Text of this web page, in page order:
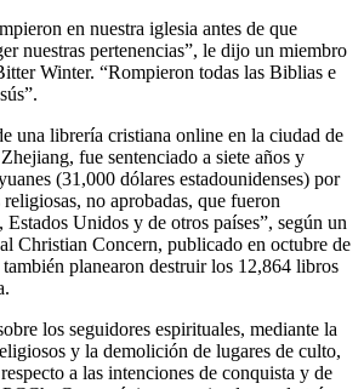
en nuestra iglesia antes de que
nuestras pertenencias”, le dijo un miembro
Winter. “Rompieron todas las Biblias e
una librería cristiana online en la ciudad de
fue sentenciado a siete años y
(31,000 dólares estadounidenses) por
no aprobadas, que fueron
Unidos y de otros países”, según un
Christian Concern, publicado en octubre de
planearon destruir los 12,864 libros
los seguidores espirituales, mediante la
y la demolición de lugares de culto,
a las intenciones de conquista y de